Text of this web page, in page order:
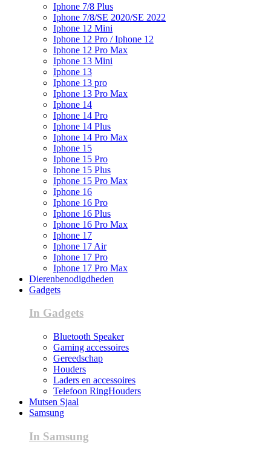
Iphone 7/8 Plus
Iphone 7/8/SE 2020/SE 2022
Iphone 12 Mini
Iphone 12 Pro / Iphone 12
Iphone 12 Pro Max
Iphone 13 Mini
Iphone 13
Iphone 13 pro
Iphone 13 Pro Max
Iphone 14
Iphone 14 Pro
Iphone 14 Plus
Iphone 14 Pro Max
Iphone 15
Iphone 15 Pro
Iphone 15 Plus
Iphone 15 Pro Max
Iphone 16
Iphone 16 Pro
Iphone 16 Plus
Iphone 16 Pro Max
Iphone 17
Iphone 17 Air
Iphone 17 Pro
Iphone 17 Pro Max
Dierenbenodigdheden
Gadgets
In Gadgets
Bluetooth Speaker
Gaming accessoires
Gereedschap
Houders
Laders en accessoires
Telefoon RingHouders
Mutsen Sjaal
Samsung
In Samsung